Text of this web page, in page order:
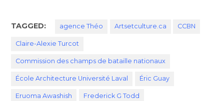
TAGGED: agence Théo Artsetculture.ca CCBN
Claire-Alexie Turcot
Commission des champs de bataille nationaux
École Architecture Université Laval Éric Guay
Eruoma Awashish Frederick G Todd